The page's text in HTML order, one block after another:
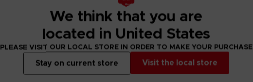
We think that you are
located in United States
PLEASE VISIT OUR LOCAL STORE IN ORDER TO MAKE YOUR PURCHASE
Visit the local store
Stay on current store